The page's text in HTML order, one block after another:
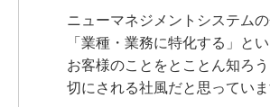
ニューマネジメントシステム
「業種・業務に特化する」と
お客様のことをとことん知ろ
切にされる社風だと思っていま